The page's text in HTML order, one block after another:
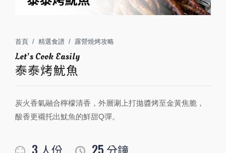
首頁 精選食譜 露營燒烤攻略
泰泰烤魷魚
炭火香氣融合檸檬清香，外層涮上打拋醬烤至金黃焦脆，
酸香更襯托出魷魚的鮮甜Q彈。
3 人份 25 分鐘
炭火香氣融合檸檬清香，外層涮上打拋醬烤至金黃焦脆，
3人份
PREPARATION
準備食材及配料